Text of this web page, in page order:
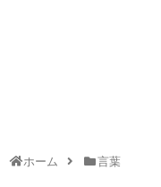
ホーム 言葉